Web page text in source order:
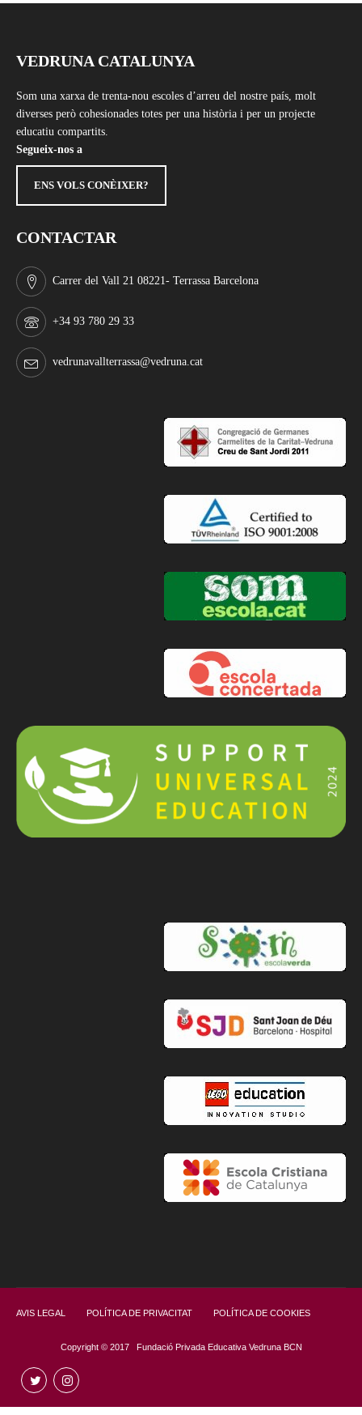
VEDRUNA CATALUNYA
Som una xarxa de trenta-nou escoles d’arreu del nostre país, molt
diverses però cohesionades totes per una història i per un projecte
educatiu compartits.
Segueix-nos a
ENS VOLS CONÈIXER?
CONTACTAR
Carrer del Vall 21 08221- Terrassa Barcelona
+34 93 780 29 33
vedrunavallterrassa@vedruna.cat
AVIS LEGAL POLÍTICA DE PRIVACITAT POLÍTICA DE COOKIES
Copyright © 2017 Fundació Privada Educativa Vedruna BCN